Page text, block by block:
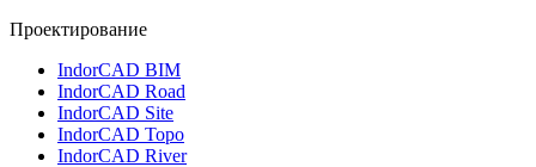
Проектирование
IndorCAD BIM
IndorCAD Road
IndorCAD Site
IndorCAD Topo
IndorCAD River